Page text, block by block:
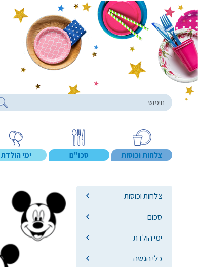
צלחות וכוסות סכו"ם ימי הולדת
צלחות וכוסות
סכום
ימי הולדת
כלי הגשה